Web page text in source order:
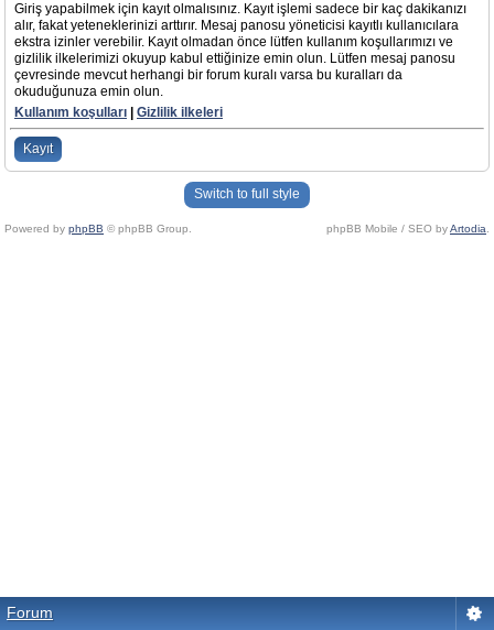
Giriş yapabilmek için kayıt olmalısınız. Kayıt işlemi sadece bir kaç dakikanızı
alır, fakat yeteneklerinizi arttırır. Mesaj panosu yöneticisi kayıtlı kullanıcılara
ekstra izinler verebilir. Kayıt olmadan önce lütfen kullanım koşullarımızı ve
gizlilik ilkelerimizi okuyup kabul ettiğinize emin olun. Lütfen mesaj panosu
çevresinde mevcut herhangi bir forum kuralı varsa bu kuralları da
okuduğunuza emin olun.
Kullanım koşulları
Gizlilik ilkeleri
Kayıt
Switch to full style
Powered by phpBB © phpBB Group. phpBB Mobile / SEO byArtodia
Forum